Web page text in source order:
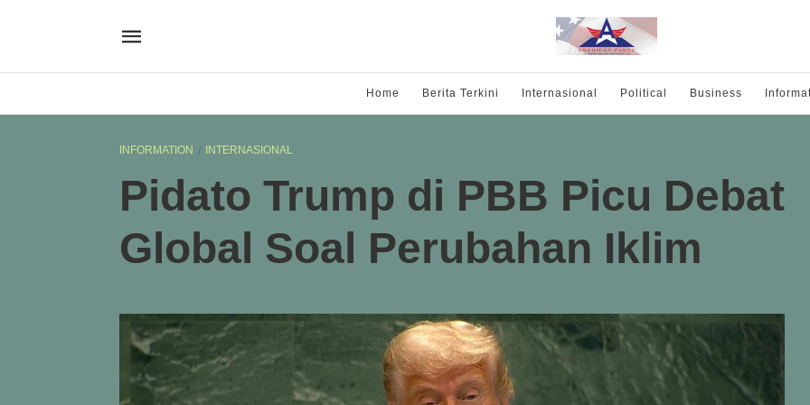
Home Berita Terkini Internasional Political Business
INFORMATION INTERNASIONAL
Pidato Trump di PBB Picu Debat
Global Soal Perubahan Iklim